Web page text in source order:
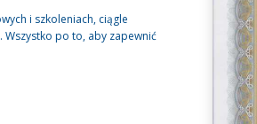
i szkoleniach, ciągle
po to, aby zapewnić